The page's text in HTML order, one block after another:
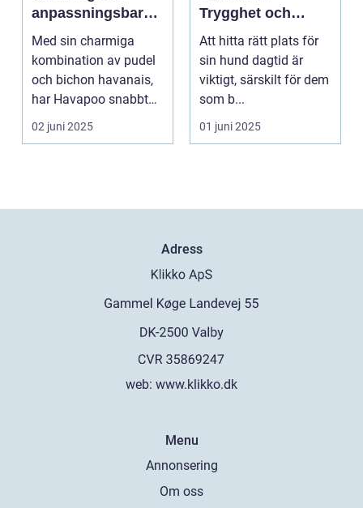
anpassningsbar
familjemedlem
Med sin charmiga
kombination av pudel
och bichon havanais,
har Havapoo snabbt
blivit en älsklin...
02 juni 2025
Trygghet och
glädje för din
fyrfota vän
Att hitta rätt plats för
sin hund dagtid är
viktigt, särskilt för dem
som b...
01 juni 2025
Adress
web: www.klikko.dk
Menu
Annonsering
Om oss